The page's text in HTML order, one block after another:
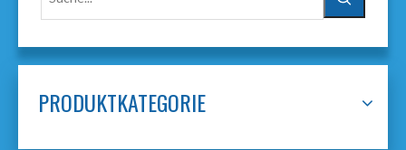
PRODUKTKATEGORIE